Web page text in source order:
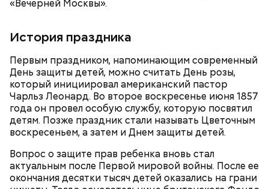
«Вечерней Москвы».
История праздника
Первым праздником, напоминающим современный
День защиты детей, можно считать День розы,
который инициировал американский пастор
Чарльз Леонард. Во второе воскресенье июня 1857
года он провел особую службу, которую посвятил
детям. Позже праздник стали называть Цветочным
воскресеньем, а затем и Днем защиты детей.
Вопрос о защите прав ребенка вновь стал
актуальным после Первой мировой войны. После ее
окончания десятки тысяч детей оказались на грани
кабачок;
лук;
растительное масло;
соль, перец по вкусу;
свежий базилик;
сливки жирностью 20 процентов.
— Она должна приятно пахнуть. Если дыня не
пахнет, значит, ее созревание ускорили или
сорвали недозревшей. Она может быть мягкой, но
будет безвкусной.